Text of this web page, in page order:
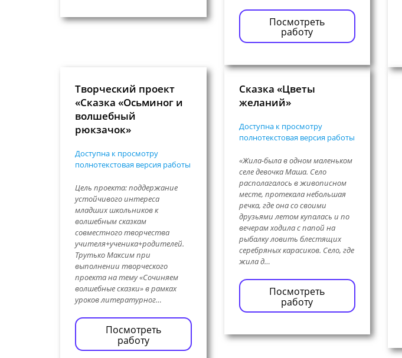
Посмотреть
работу
Творческий проект
«Сказка «Осьминог и
волшебный
рюкзачок»
Доступна к просмотру
полнотекстовая версия работы
Цель проекта: поддержание
устойчивого интереса
младших школьников к
волшебным сказкам
совместного творчества
учителя+ученика+родителей.
Трутько Максим при
выполнении творческого
проекта на тему «Сочиняем
волшебные сказки» в рамках
уроков литературног…
Посмотреть
работу
Сказка «Цветы
желаний»
Доступна к просмотру
полнотекстовая версия работы
«Жила-была в одном маленьком
селе девочка Маша. Село
располагалось в живописном
месте, протекала небольшая
речка, где она со своими
друзьями летом купалась и по
вечерам ходила с папой на
рыбалку ловить блестящих
серебряных карасиков. Село, где
жила д…
Посмотреть
работу